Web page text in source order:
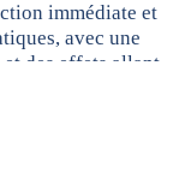
immédiate et
avec une
des effets allant